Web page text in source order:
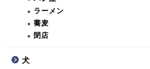
ラーメン
蕎麦
閉店
犬